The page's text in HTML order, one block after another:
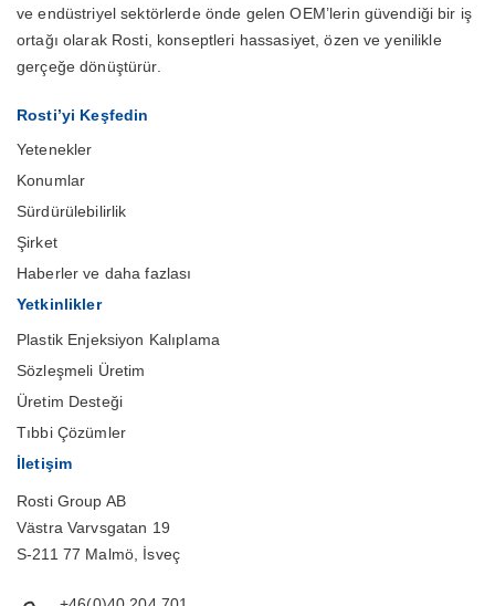
ve endüstriyel sektörlerde önde gelen OEM’lerin güvendiği bir iş
ortağı olarak Rosti, konseptleri hassasiyet, özen ve yenilikle
gerçeğe dönüştürür.
Rosti’yi Keşfedin
Yetenekler
Konumlar
Sürdürülebilirlik
Şirket
Haberler ve daha fazlası
Yetkinlikler
Plastik Enjeksiyon Kalıplama
Sözleşmeli Üretim
Üretim Desteği
Tıbbi Çözümler
İletişim
Rosti Group AB
Västra Varvsgatan 19
S-211 77 Malmö, İsveç